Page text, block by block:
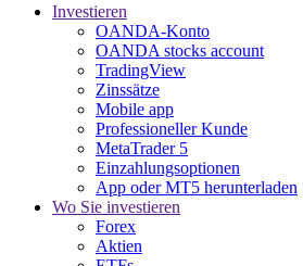
Investieren
OANDA-Konto
OANDA stocks account
TradingView
Zinssätze
Mobile app
Professioneller Kunde
MetaTrader 5
Einzahlungsoptionen
App oder MT5 herunterladen
Wo Sie investieren
Forex
Aktien